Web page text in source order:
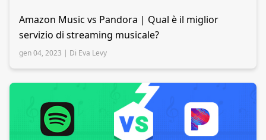
Amazon Music vs Pandora | Qual è il miglior
servizio di streaming musicale?
gen 04, 2023 | Di Eva Levy